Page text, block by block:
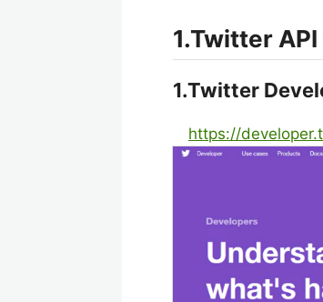
1.Twitter API
1.Twitter
https://